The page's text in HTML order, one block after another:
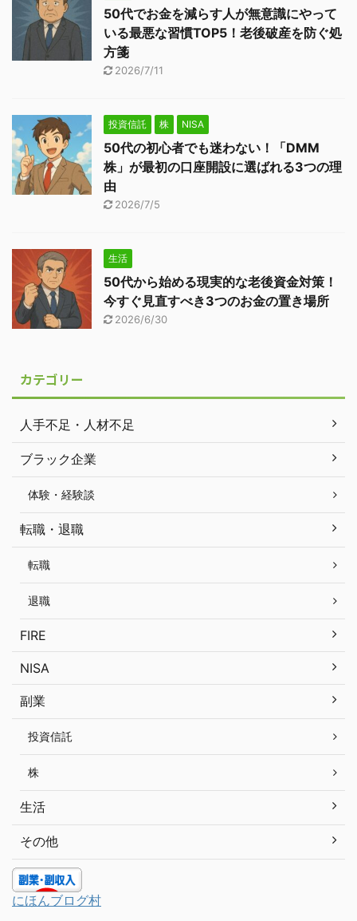
50代でお金を減らす人が無意識にやって
いる最悪な習慣TOP5！老後破産を防ぐ処
方箋
2026/7/11
投資信託 株 NISA
50代の初心者でも迷わない！「DMM
株」が最初の口座開設に選ばれる3つの理
由
2026/7/5
生活
50代から始める現実的な老後資金対策！
今すぐ見直すべき3つのお金の置き場所
2026/6/30
カテゴリー
人手不足・人材不足
ブラック企業
体験・経験談
転職・退職
転職
退職
FIRE
NISA
副業
投資信託
株
生活
その他
にほんブログ村